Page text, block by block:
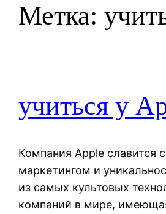
Метка:
учиться у
Компания Apple славится
маркетингом и
из самых культовых
компаний в мире,